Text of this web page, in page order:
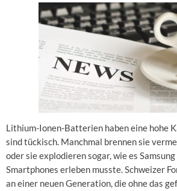
Lithium-Ionen-Batterien haben eine hohe
sind tückisch. Manchmal brennen sie
oder sie explodieren sogar, wie es
Smartphones erleben musste. Schweizer
an einer neuen Generation, die ohne das